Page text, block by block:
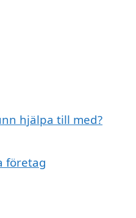
hjälpa till med?
företag